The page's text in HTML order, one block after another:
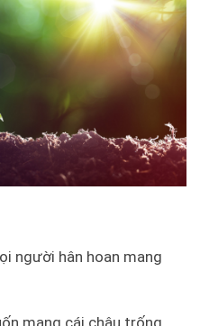
người hân hoan mang